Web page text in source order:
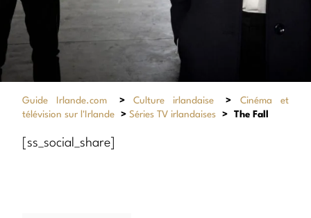
Guide Irlande.com > Culture irlandaise > Cinéma et
télévision sur l'Irlande
> Séries TV irlandaises > The Fall
[ss_social_share]